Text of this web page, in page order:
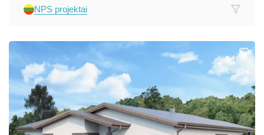
NPS projektai